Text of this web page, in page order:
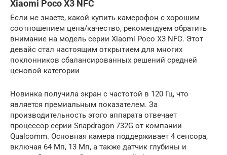
Xiaomi Poco X3 NFC
Если не знаете, какой купить камерофон с хорошим
соотношением цена/качество, рекомендуем обратить
внимание на модель серии Xiaomi Poco X3 NFC. Этот
девайс стал настоящим открытием для многих
поклонников сбалансированных решений средней
ценовой категории
Новинка получила экран с частотой в 120 Гц, что
является премиальным показателем. За
производительность этого аппарата отвечает
процессор серии Snapdragon 732G от компании
Qualcomm. Основная камера поддерживает 4 сенсора,
включая 64 Мп, 13 Мп, а также датчик глубины и